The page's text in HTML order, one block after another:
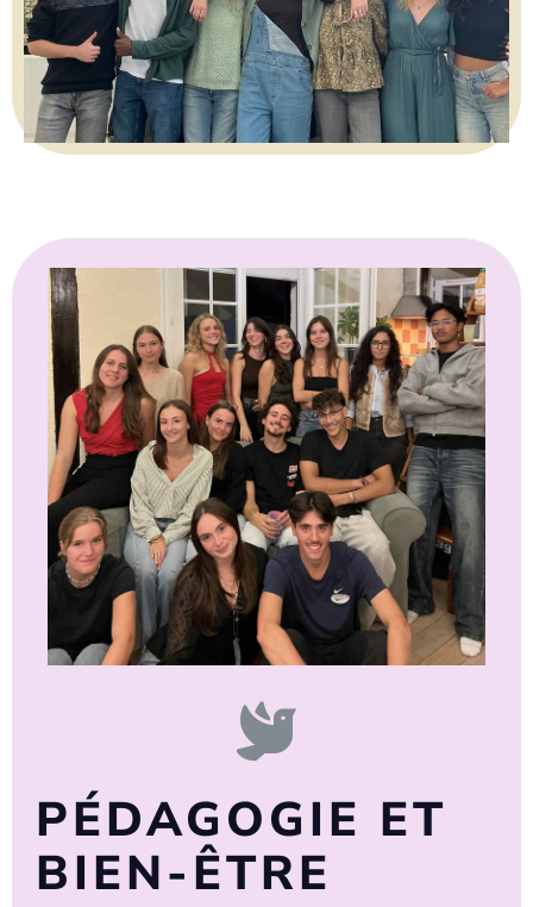
PÉDAGOGIE ET
BIEN-ÊTRE